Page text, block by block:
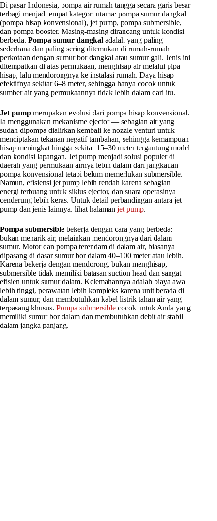
Di pasar Indonesia, pompa air rumah tangga secara garis besar
terbagi menjadi empat kategori utama: pompa sumur dangkal
(pompa hisap konvensional), jet pump, pompa submersible,
dan pompa booster. Masing-masing dirancang untuk kondisi
berbeda. Pompa sumur dangkal adalah yang paling
sederhana dan paling sering ditemukan di rumah-rumah
perkotaan dengan sumur bor dangkal atau sumur gali. Jenis ini
ditempatkan di atas permukaan, menghisap air melalui pipa
hisap, lalu mendorongnya ke instalasi rumah. Daya hisap
efektifnya sekitar 6–8 meter, sehingga hanya cocok untuk
sumber air yang permukaannya tidak lebih dalam dari itu.
Jet pump merupakan evolusi dari pompa hisap konvensional.
Ia menggunakan mekanisme ejector — sebagian air yang
sudah dipompa dialirkan kembali ke nozzle venturi untuk
menciptakan tekanan negatif tambahan, sehingga kemampuan
hisap meningkat hingga sekitar 15–30 meter tergantung model
dan kondisi lapangan. Jet pump menjadi solusi populer di
daerah yang permukaan airnya lebih dalam dari jangkauan
pompa konvensional tetapi belum memerlukan submersible.
Namun, efisiensi jet pump lebih rendah karena sebagian
energi terbuang untuk siklus ejector, dan suara operasinya
cenderung lebih keras. Untuk detail perbandingan antara jet
pump dan jenis lainnya, lihat halaman jet pump.
Pompa submersible bekerja dengan cara yang berbeda:
bukan menarik air, melainkan mendorongnya dari dalam
sumur. Motor dan pompa terendam di dalam air, biasanya
dipasang di dasar sumur bor dalam 40–100 meter atau lebih.
Karena bekerja dengan mendorong, bukan menghisap,
submersible tidak memiliki batasan suction head dan sangat
efisien untuk sumur dalam. Kelemahannya adalah biaya awal
lebih tinggi, perawatan lebih kompleks karena unit berada di
dalam sumur, dan membutuhkan kabel listrik tahan air yang
terpasang khusus. Pompa submersible cocok untuk Anda yang
memiliki sumur bor dalam dan membutuhkan debit air stabil
dalam jangka panjang.